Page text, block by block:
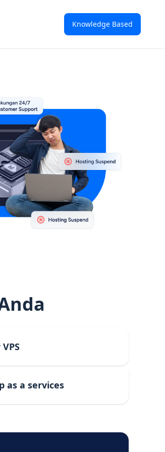
Knowledge Based
as a services